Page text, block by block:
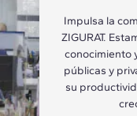
Impulsa la
ZIGURAT.
conocimiento
públicas y
su